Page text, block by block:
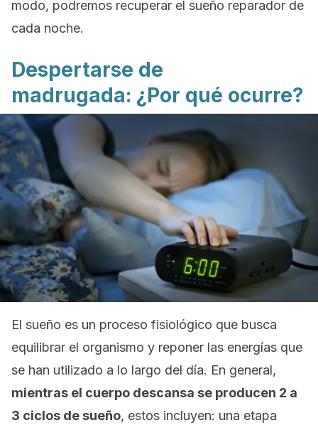
modo, podremos recuperar el sueño reparador de
cada noche.
Despertarse de
madrugada: ¿Por qué ocurre?
El sueño es un proceso fisiológico que busca
equilibrar el organismo y reponer las energías que
se han utilizado a lo largo del día. En general,
mientras el cuerpo descansa se producen 2 a
3 ciclos de sueño, estos incluyen: una etapa